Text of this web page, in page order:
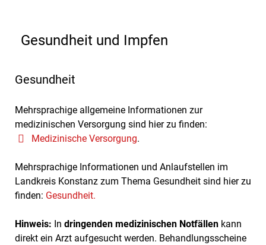
Gesundheit und Impfen
Gesundheit
Mehrsprachige allgemeine Informationen zur
medizinischen Versorgung sind hier zu finden:
Medizinische Versorgung.
Mehrsprachige Informationen und Anlaufstellen im
Landkreis Konstanz zum Thema Gesundheit sind hier zu
finden: Gesundheit.
Hinweis: In dringenden medizinischen Notfällen kann
direkt ein Arzt aufgesucht werden. Behandlungsscheine